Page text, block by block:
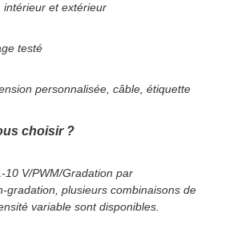
intérieur et extérieur
testé
personnalisée, câble, étiquette
choisir ?
10 V/PWM/Gradation par
gradation, plusieurs combinaisons de
variable sont disponibles.